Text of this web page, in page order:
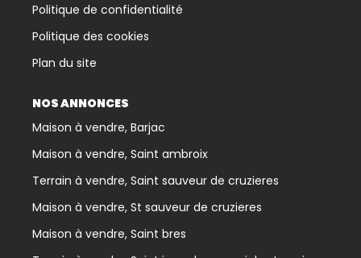
Politique de confidentialité
Politique des cookies
Plan du site
NOS ANNONCES
Maison à vendre, Barjac
Maison à vendre, Saint ambroix
Terrain à vendre, Saint sauveur de cruzieres
Maison à vendre, St sauveur de cruzieres
Maison à vendre, Saint bres